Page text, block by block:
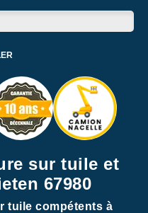
sur tuile et
67980
tuile compétents à